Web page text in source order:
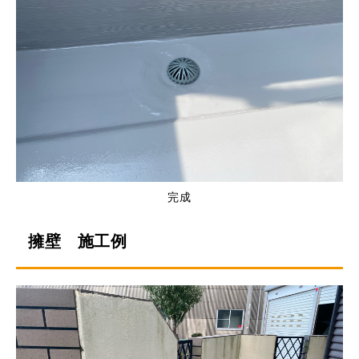
完成
擁壁 施工例